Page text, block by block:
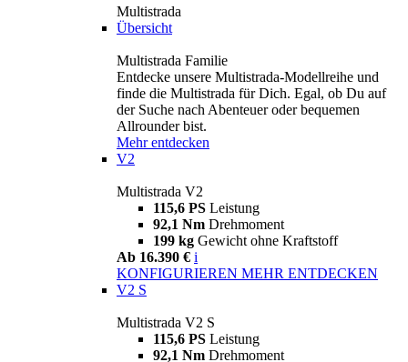
Multistrada
Übersicht
Multistrada Familie
Entdecke unsere Multistrada-Modellreihe und
finde die Multistrada für Dich. Egal, ob Du auf
der Suche nach Abenteuer oder bequemen
Allrounder bist.
Mehr entdecken
V2
Multistrada V2
115,6 PS Leistung
92,1 Nm Drehmoment
199 kg Gewicht ohne Kraftstoff
Ab 16.390 € i
KONFIGURIEREN MEHR ENTDECKEN
V2 S
Multistrada V2 S
115,6 PS Leistung
92,1 Nm Drehmoment